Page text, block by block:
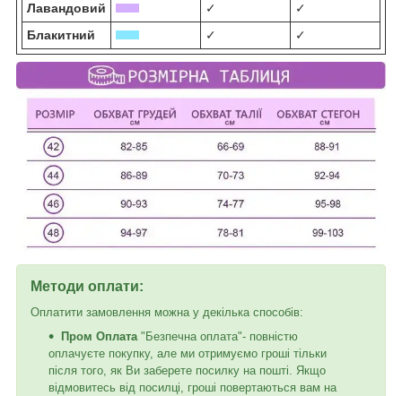
Лавандовий
✓
✓
Блакитний
✓ ✓
Методи оплати:
Оплатити замовлення можна у декілька способів:
Пром Оплата "Безпечна оплата"- повністю
оплачуєте покупку, але ми отримуємо гроші тільки
після того, як Ви заберете посилку на пошті. Якщо
відмовитесь від посилці, гроші повертаються вам на